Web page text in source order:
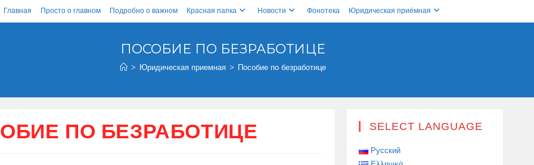
Главная Просто о главном Подробно о важном Красная папка Новости Фонотека Юридическая приёмная
ПОСОБИЕ ПО БЕЗРАБОТИЦЕ
> Юридическая приемная > Пособие по безработице
ПО БЕЗРАБОТИЦЕ SELECT LANGUAGE
Русский